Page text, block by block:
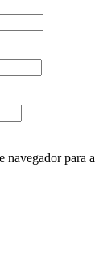
navegador para